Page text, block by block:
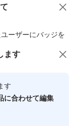
お願いいたしま
が必要です。設
ーザーにバッジを
ザーです
品への質問
ます
す
に合わせて編集